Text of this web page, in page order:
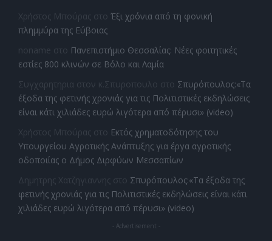
Χρήστος Μπούρας στο Έξι χρόνια από τη φονική
πλημμύρα της Εύβοιας
noname στο Πανεπιστήμιο Θεσσαλίας: Νέες φοιτητικές
εστίες 800 κλινών σε Βόλο και Λαμία
Συγχαρητηρια στον κ.Σπυροπουλο στο Σπυρόπουλος:«Τα
έξοδα της φετινής χρονιάς για τις Πολιτιστικές εκδηλώσεις
είναι κάτι χιλιάδες ευρώ λιγότερα από πέρυσι» (video)
Χρήστος Μπούρας στο Εκτός χρηματοδότησης του
Υπουργείου Αγροτικής Ανάπτυξης για έργα αγροτικής
οδοποιίας ο Δήμος Διρφύων Μεσσαπίων
Δημητρης Χατζηγιαννης στο Σπυρόπουλος:«Τα έξοδα της
φετινής χρονιάς για τις Πολιτιστικές εκδηλώσεις είναι κάτι
χιλιάδες ευρώ λιγότερα από πέρυσι» (video)
- Advertisement -